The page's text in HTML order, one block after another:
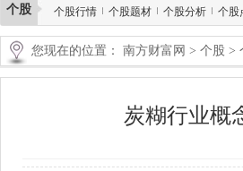
个股 个股行情 个股题材 个股分析 个股
您现在的位置： 南方财富网 > 个股 >
炭糊行业概